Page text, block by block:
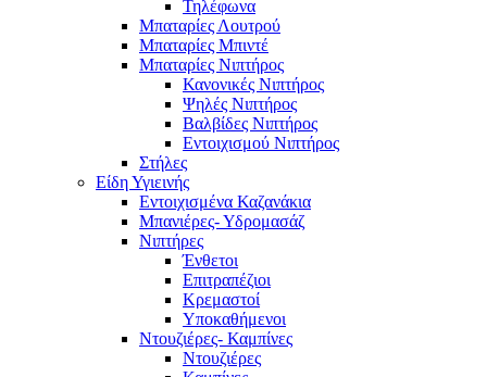
Τηλέφωνα
Μπαταρίες Λουτρού
Μπαταρίες Μπιντέ
Μπαταρίες Νιπτήρος
Κανονικές Νιπτήρος
Ψηλές Νιπτήρος
Βαλβίδες Νιπτήρος
Εντοιχισμού Νιπτήρος
Στήλες
Είδη Υγιεινής
Εντοιχισμένα Καζανάκια
Μπανιέρες- Υδρομασάζ
Νιπτήρες
Ένθετοι
Επιτραπέζιοι
Κρεμαστοί
Υποκαθήμενοι
Ντουζιέρες- Καμπίνες
Ντουζιέρες